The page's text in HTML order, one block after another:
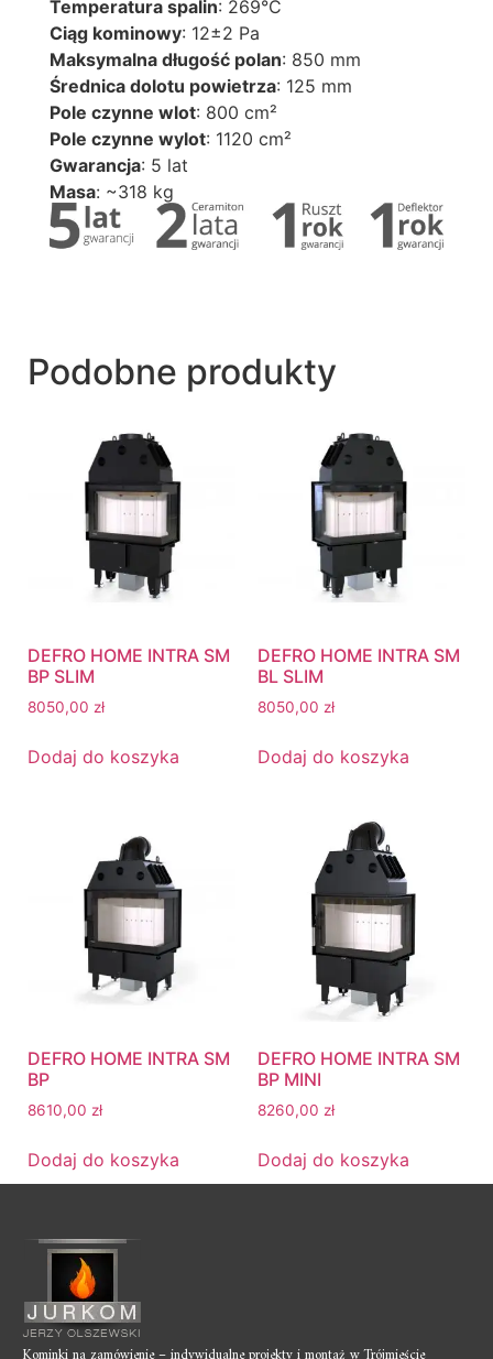
Temperatura spalin: 269°C
Ciąg kominowy: 12±2 Pa
Maksymalna długość polan: 850 mm
Średnica dolotu powietrza: 125 mm
Pole czynne wlot: 800 cm²
Pole czynne wylot: 1120 cm²
Gwarancja: 5 lat
Masa: ~318 kg
Podobne produkty
DEFRO HOME INTRA SM
BP SLIM
8050,00 zł
Dodaj do koszyka
DEFRO HOME INTRA SM
BL SLIM
8050,00 zł
Dodaj do koszyka
DEFRO HOME INTRA SM
BP
8610,00 zł
Dodaj do koszyka
DEFRO HOME INTRA SM
BP MINI
8260,00 zł
Dodaj do koszyka